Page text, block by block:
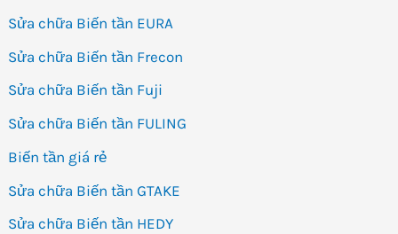
Sửa chữa Biến tần EURA
Sửa chữa Biến tần Frecon
Sửa chữa Biến tần Fuji
Sửa chữa Biến tần FULING
Biến tần giá rẻ
Sửa chữa Biến tần GTAKE
Sửa chữa Biến tần HEDY